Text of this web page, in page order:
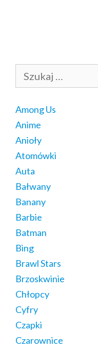
Among Us
Anime
Anioły
Atomówki
Auta
Bałwany
Banany
Barbie
Batman
Bing
Brawl Stars
Brzoskwinie
Chłopcy
Cyfry
Czapki
Czarownice